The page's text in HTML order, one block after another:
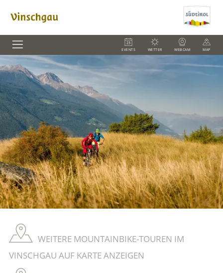
EVENTS WETTER WEBCAM MAP
WEITERE MOUNTAINBIKE-TOUREN IM
VINSCHGAU AUF KARTE ANZEIGEN